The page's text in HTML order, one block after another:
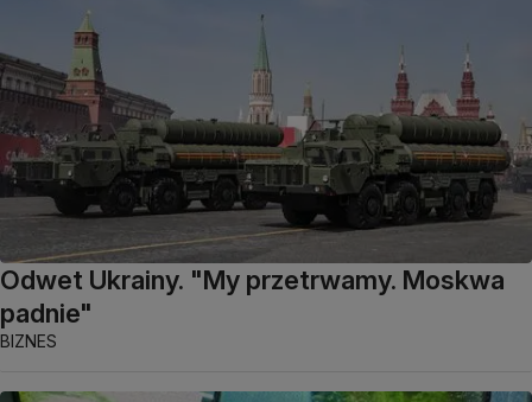
Odwet Ukrainy. "My przetrwamy. Moskwa
padnie"
BIZNES